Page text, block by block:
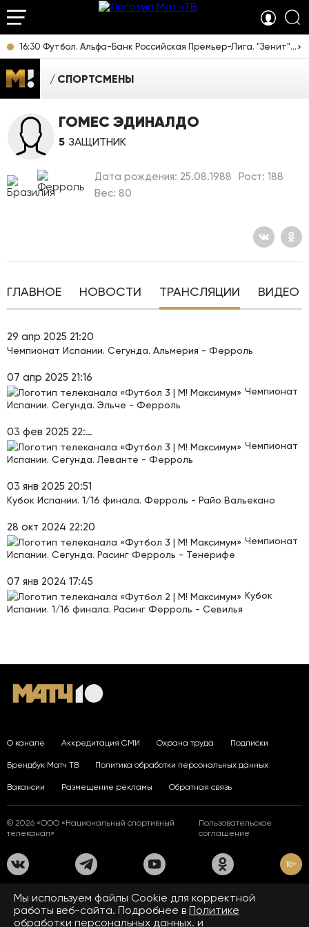
16:30 Футбол. Альфа-Банк Российская Премьер-Лига. "Зенит" (Санкт-Петербург) - "Родина" (Москва). Прямая трансляция
СПОРТСМЕНЫ
ГОМЕС ЭДИНАЛДО
5 ЗАЩИТНИК
Дата рождения: 25.08.1988
Рост: 188
Вес: 80
ГЛАВНОЕ НОВОСТИ ТРАНСЛЯЦИИ ВИДЕО
29 апр 2025 21:20
Чемпионат Испании. Сегунда. Альмерия - Ферроль
07 апр 2025 21:16
Чемпионат
Испании. Сегунда. Эльче - Ферроль
03 фев 2025 22:20
Чемпионат
Испании. Сегунда. Леванте - Ферроль
03 янв 2025 20:51
Кубок Испании. 1/16 финала. Ферроль - Райо Вальекано
28 окт 2024 22:20
Чемпионат
Испании. Сегунда. Расинг Ферроль - Тенерифе
07 янв 2024 17:45
Кубок
Испании. 1/16 финала. Расинг Ферроль - Севилья
О канале Аккредитация СМИ Охрана труда Подписки
Брендбук Матч ТВ Политика обработки персональных данных
Вакансии Размещение рекламы Обратная связь
© 2026 «ООО «Национальный спортивный
телеканал»
Пользовательское
соглашение
18+
На сайте применяются рекомендательные технологии. Подробнее
Правилах применения рекомендательных технологий.
Средство массовой информации сетевое издание «www.matchtv.ru»
Мы используем файлы Сookie для корректной
работы веб-сайта. Подробнее в Политике
обработки персональных данных. и